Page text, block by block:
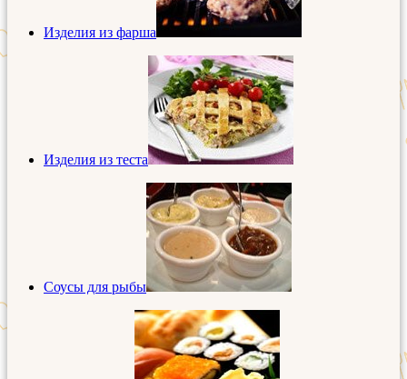
Изделия из фарша
Изделия из теста
Соусы для рыбы